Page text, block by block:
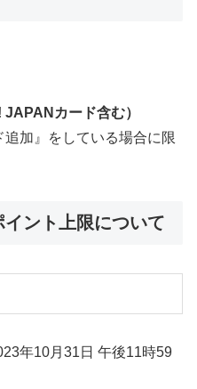
カード含む）
加』をしている場合に限
ント上限について
年10月31日 午後11時59